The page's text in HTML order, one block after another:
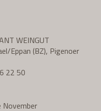
WEINGUT
Eppan (BZ), Pigenoer
22 50
November